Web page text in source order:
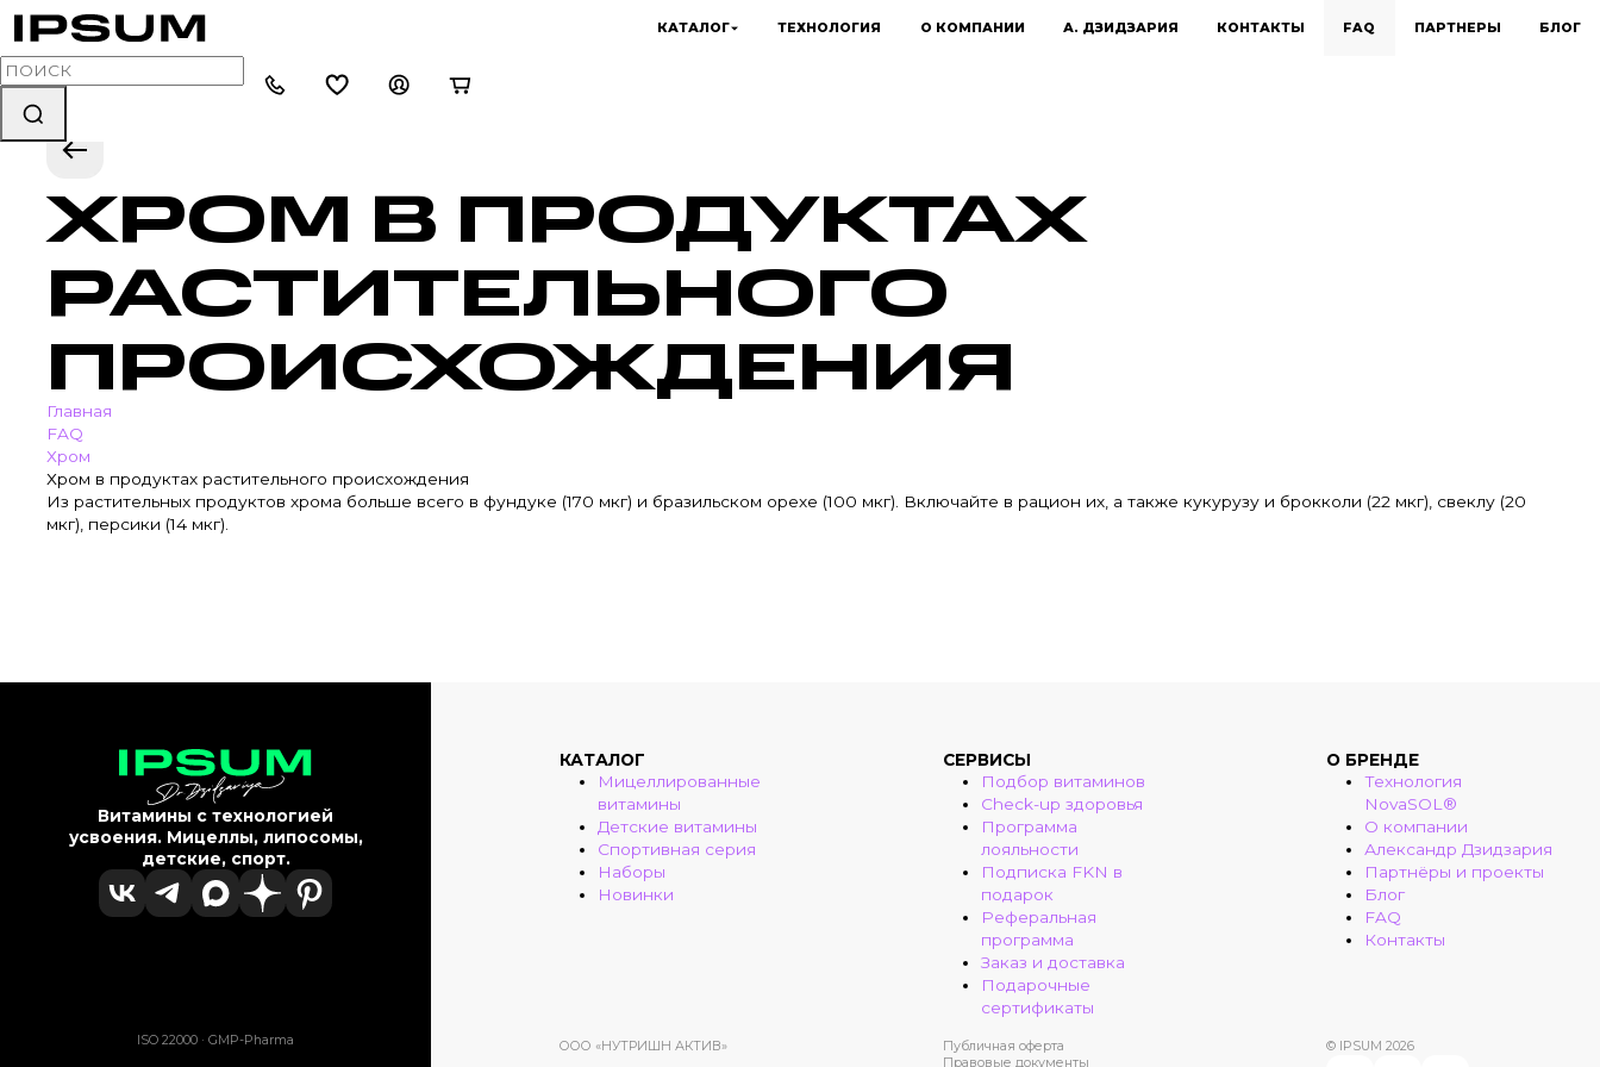
КАТАЛОГ ТЕХНОЛОГИЯ О КОМПАНИИ А. ДЗИДЗАРИЯ КОНТАКТЫ FAQ ПАРТНЕРЫ БЛОГ
ХРОМ В ПРОДУКТАХ
РАСТИТЕЛЬНОГО
ПРОИСХОЖДЕНИЯ
Главная
FAQ
Хром
Хром в продуктах растительного происхождения
Из растительных продуктов хрома больше всего в фундуке (170 мкг) и бразильском орехе (100 мкг). Включайте в рацион их, а также кукурузу и брокколи (22 мкг), свеклу (20
мкг), персики (14 мкг).
Витамины с технологией
усвоения. Мицеллы, липосомы,
детские, спорт.
ISO 22000 · GMP-Pharma
КАТАЛОГ
Мицеллированные
витамины
Детские витамины
Спортивная серия
Наборы
Новинки
СЕРВИСЫ
Подбор витаминов
Check-up здоровья
Программа
лояльности
Подписка FKN в
подарок
Реферальная
программа
Заказ и доставка
Подарочные
сертификаты
О БРЕНДЕ
Технология
NovaSOL®
О компании
Александр Дзидзария
Партнёры и проекты
Блог
FAQ
Контакты
ООО «НУТРИШН АКТИВ»
Публичная оферта
Правовые документы
© IPSUM 2026